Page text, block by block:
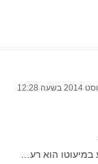
הוא רע…